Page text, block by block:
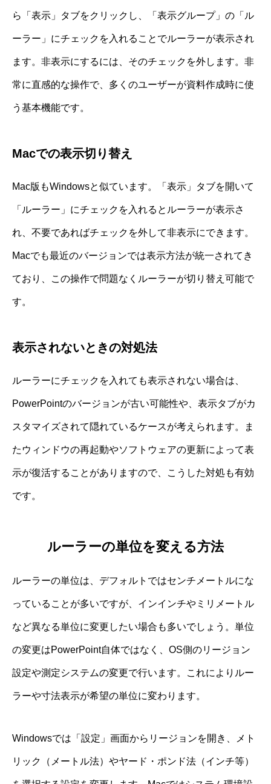
ら「表示」タブをクリックし、「表示グループ」の「ル
ーラー」にチェックを入れることでルーラーが表示され
ます。非表示にするには、そのチェックを外します。非
常に直感的な操作で、多くのユーザーが資料作成時に使
う基本機能です。
Macでの表示切り替え
Mac版もWindowsと似ています。「表示」タブを開いて
「ルーラー」にチェックを入れるとルーラーが表示さ
れ、不要であればチェックを外して非表示にできます。
Macでも最近のバージョンでは表示方法が統一されてき
ており、この操作で問題なくルーラーが切り替え可能で
す。
表示されないときの対処法
ルーラーにチェックを入れても表示されない場合は、
PowerPointのバージョンが古い可能性や、表示タブがカ
スタマイズされて隠れているケースが考えられます。ま
たウィンドウの再起動やソフトウェアの更新によって表
示が復活することがありますので、こうした対処も有効
です。
ルーラーの単位を変える方法
ルーラーの単位は、デフォルトではセンチメートルにな
っていることが多いですが、インインチやミリメートル
など異なる単位に変更したい場合も多いでしょう。単位
の変更はPowerPoint自体ではなく、OS側のリージョン
設定や測定システムの変更で行います。これによりルー
ラーや寸法表示が希望の単位に変わります。
Windowsでは「設定」画面からリージョンを開き、メト
リック（メートル法）やヤード・ポンド法（インチ等）